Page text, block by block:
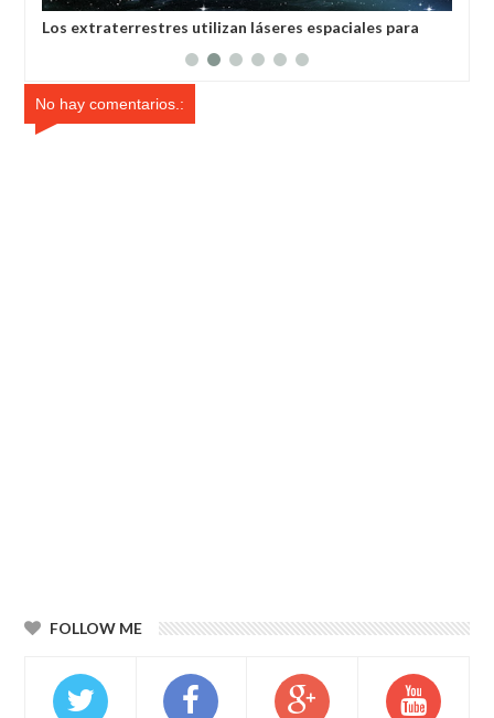
Los extraterrestres utilizan láseres espaciales para
No hay comentarios.:
FOLLOW ME